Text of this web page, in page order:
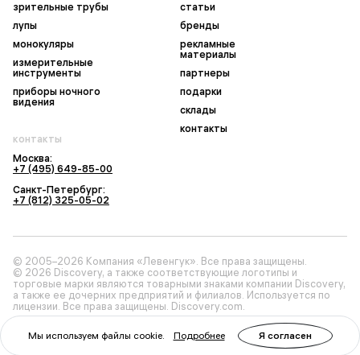
зрительные трубы
лупы
монокуляры
измерительные
инструменты
приборы ночного
видения
статьи
бренды
рекламные
материалы
партнеры
подарки
склады
контакты
контакты
Москва:
+7 (495) 649-85-00
Санкт-Петербург:
+7 (812) 325-05-02
© 2005–2026 Компания «Левенгук». Все права защищены.
© 2026 Discovery, а также соответствующие логотипы и
торговые марки являются товарными знаками компании Discovery,
а также ее дочерних предприятий и филиалов. Используется по
лицензии. Все права защищены. Discovery.com.
Политика конфиденциальности
Мы используем файлы cookie. Подробнее Я согласен